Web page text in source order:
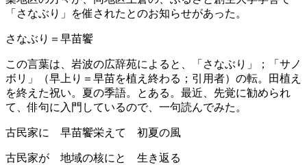
「さなぶり」を催されたとのお知らせがあった。
さなぶり＝早苗饗
この言葉は、岩波の広辞苑によると、「さなぶり」；「サノ
ボリ」（早上り＝早苗を植え終わる；引用者）の転。田植え
を終えた祝い。夏の季語。とある。最近、先覚に勧められ
て、俳句に入門しているので、一句読んでみた。
古民家に 早苗饗栄えて 初夏の風
古民家が 地域の核にと 生き返る